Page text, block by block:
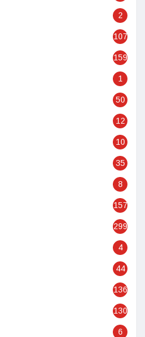
2
107
159
1
50
12
10
35
8
157
299
4
44
136
130
6